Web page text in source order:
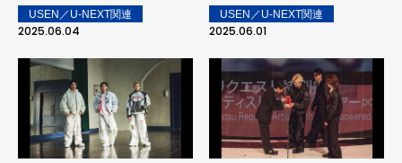
位にランクイン！第62回
「ウィークリーランキン
ン楽曲は街中・店内で配
信！
USEN／U-NEXT関連
2025.06.04
としては6か月連続の1位
を記録！
USEN／U-NEXT関連
2025.06.01